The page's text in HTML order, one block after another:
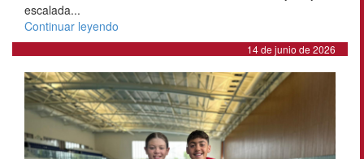
escalada...
Continuar leyendo
14 de junio de 2026